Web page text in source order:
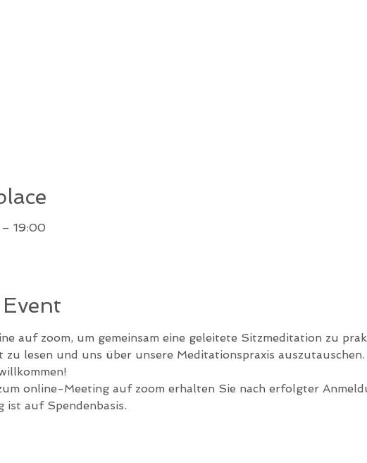
– 19:00
auf zoom, um gemeinsam eine geleitete Sitzmeditation zu
zu lesen und uns über unsere Meditationspraxis auszutauschen.
online-Meeting auf zoom erhalten Sie nach erfolgter
ist auf Spendenbasis.